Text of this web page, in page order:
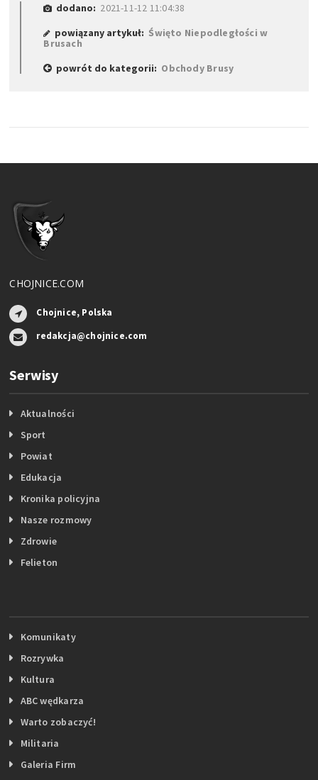
dodano: 2021-11-12 11:04:38
powiązany artykuł: Święto Niepodległości w
Brusach
powrót do kategorii: Obchody Brusy
CHOJNICE.COM
Chojnice, Polska
redakcja@chojnice.com
Serwisy
Aktualności
Sport
Powiat
Edukacja
Kronika policyjna
Nasze rozmowy
Zdrowie
Felieton
Komunikaty
Rozrywka
Kultura
ABC wędkarza
Warto zobaczyć!
Militaria
Galeria Firm